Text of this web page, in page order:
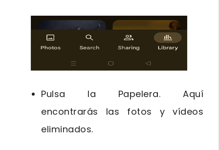
Pulsa la Papelera. Aquí
encontrarás las fotos y vídeos
eliminados.